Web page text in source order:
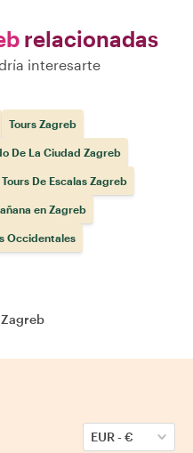
relacionadas
interesarte
Tours Zagreb
De La Ciudad Zagreb
Tours De Escalas Zagreb
en Zagreb
Occidentales
Zagreb
EUR-€